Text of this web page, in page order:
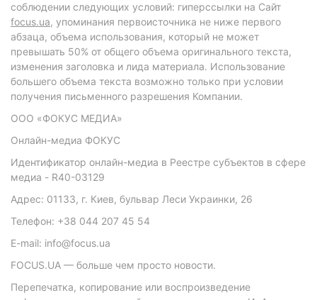
соблюдении следующих условий: гиперссылки на Сайт
focus.ua, упоминания первоисточника не ниже первого
абзаца, объема использования, который не может
превышать 50% от общего объема оригинального текста,
изменения заголовка и лида материала. Использование
большего объема текста возможно только при условии
получения письменного разрешения Компании.
ООО «ФОКУС МЕДИА»
Онлайн-медиа ФОКУС
Идентификатор онлайн-медиа в Реестре субъектов в сфере
медиа - R40-03129
Адрес: 01133, г. Киев, бульвар Леси Украинки, 26
Телефон: +38 044 207 45 54
E-mail: info@focus.ua
FOCUS.UA — больше чем просто новости.
Перепечатка, копирование или воспроизведение